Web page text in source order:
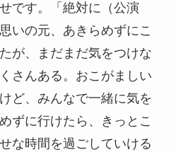
です。「絶対に（公演
いの元、あきらめずにこ
が、まだまだ気をつけな
さんある。おこがましい
ど、みんなで一緒に気を
ずに行けたら、きっとこ
な時間を過ごしていける